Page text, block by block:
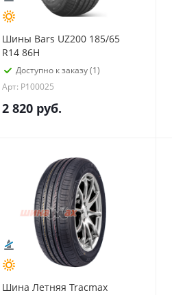
Шины Bars UZ200 185/65
R14 86H
Доступно к заказу (1)
Арт: P100025
2 820 руб.
Шина Летняя Tracmax